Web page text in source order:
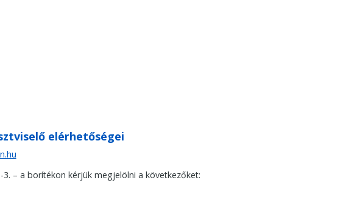
elérhetőségei
– a borítékon kérjük megjelölni a következőket: